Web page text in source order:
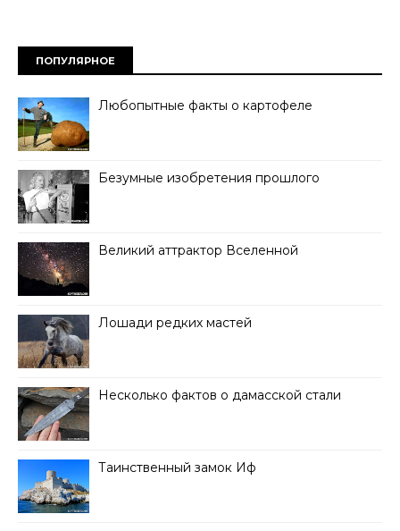
ПОПУЛЯРНОЕ
Любопытные факты о картофеле
Безумные изобретения прошлого
Великий аттрактор Вселенной
Лошади редких мастей
Несколько фактов о дамасской стали
Таинственный замок Иф